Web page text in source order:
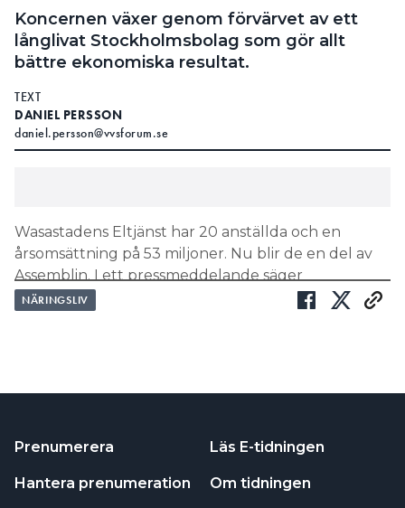
Koncernen växer genom förvärvet av ett
långlivat Stockholmsbolag som gör allt
bättre ekonomiska resultat.
TEXT
DANIEL PERSSON
daniel.persson@vvsforum.se
Wasastadens Eltjänst har 20 anställda och en
årsomsättning på 53 miljoner. Nu blir de en del av
Assemblin. I ett pressmeddelande säger
Wasastadens Eltjänsts vd Bengt Ström att det är ett
KARTLÄGGNING AV OMSÄTTNING 2024: LANDETS 30
LÄS OCKSÅ:
FÖRETAG
NÄRINGSLIV
Prenumerera
Hantera prenumeration
Läs E-tidningen
Om tidningen